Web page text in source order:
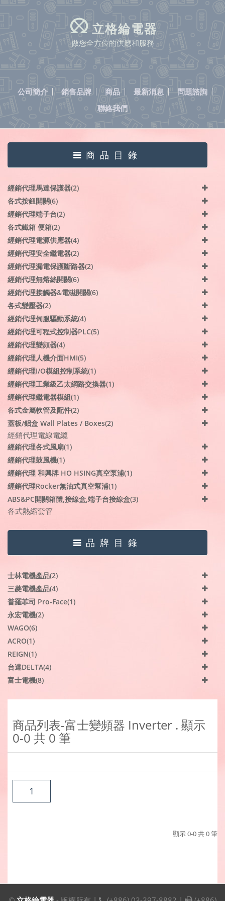
立格綸電器
做您全方位的供應和服務
公司簡介 銷售品牌 商品 最新消息
問題諮詢
聯絡我們
商品目錄
經銷代理馬達保護器(2)
各式按鈕開關(6)
經銷代理端子台(2)
各式鐵箱 便箱(2)
經銷代理電源供應器(4)
經銷代理安全繼電器(2)
經銷代理漏電保護斷路器(2)
經銷代理無熔絲開關(6)
經銷代理接觸器&電磁開關(6)
各式變壓器(2)
經銷代理伺服驅動系統(4)
經銷代理可程式控制器PLC(5)
經銷代理變頻器(4)
經銷代理人機介面HMI(5)
經銷代理I/O模組控制系統(1)
經銷代理工業級乙太網路交換器(1)
經銷代理繼電器模組(1)
各式金屬軟管及配件(2)
蓋板/鋁盒 Wall Plates / Boxes(2)
經銷代理電線電纜
經銷代理各式風扇(1)
經銷代理鼓風機(1)
經銷代理 和興牌 HO HSING真空泵浦(1)
經銷代理Rocker無油式真空幫浦(1)
ABS&PC開關箱體,接線盒,端子台接線盒(3)
各式熱縮套管
品牌目錄
士林電機產品(2)
三菱電機產品(4)
普羅菲司 Pro-Face(1)
永宏電機(2)
WAGO(6)
ACRO(1)
REIGN(1)
台達DELTA(4)
富士電機(8)
商品列表-富士變頻器 Inverter . 顯示
0-0 共 0 筆
1
顯示0-0共0筆